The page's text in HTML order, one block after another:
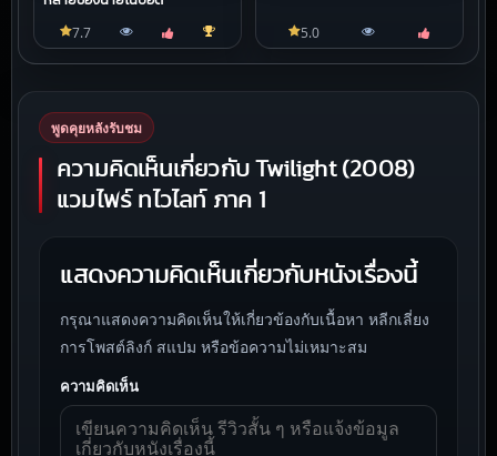
7.7 5.0
พูดคุยหลังรับชม
ความคิดเห็นเกี่ยวกับ Twilight (2008)
แวมไพร์ ทไวไลท์ ภาค 1
แสดงความคิดเห็นเกี่ยวกับหนังเรื่องนี้
กรุณาแสดงความคิดเห็นให้เกี่ยวข้องกับเนื้อหา หลีกเลี่ยง
การโพสต์ลิงก์ สแปม หรือข้อความไม่เหมาะสม
ความคิดเห็น